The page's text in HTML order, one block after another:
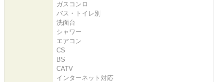
ガスコンロ
バス・トイレ別
洗面台
シャワー
エアコン
CS
BS
CATV
インターネット対応